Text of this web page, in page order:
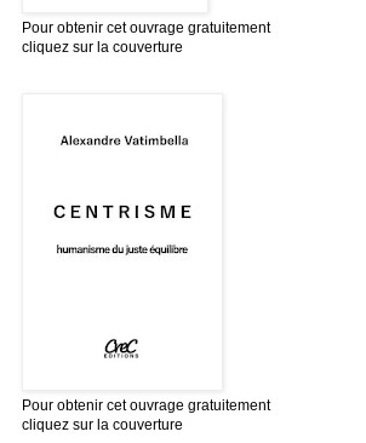
Pour obtenir cet ouvrage gratuitement
cliquez sur la couverture
Pour obtenir cet ouvrage gratuitement
cliquez sur la couverture